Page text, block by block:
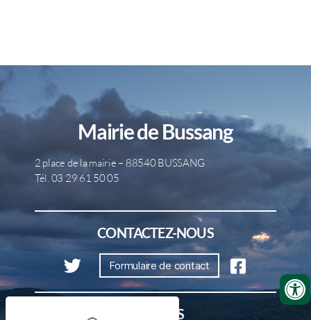
Mairie de Bussang
2 place de la mairie – 88540 BUSSANG
Tél. 03 29 61 50 05
CONTACTEZ-NOUS
Formulaire de contact
HORAIRES